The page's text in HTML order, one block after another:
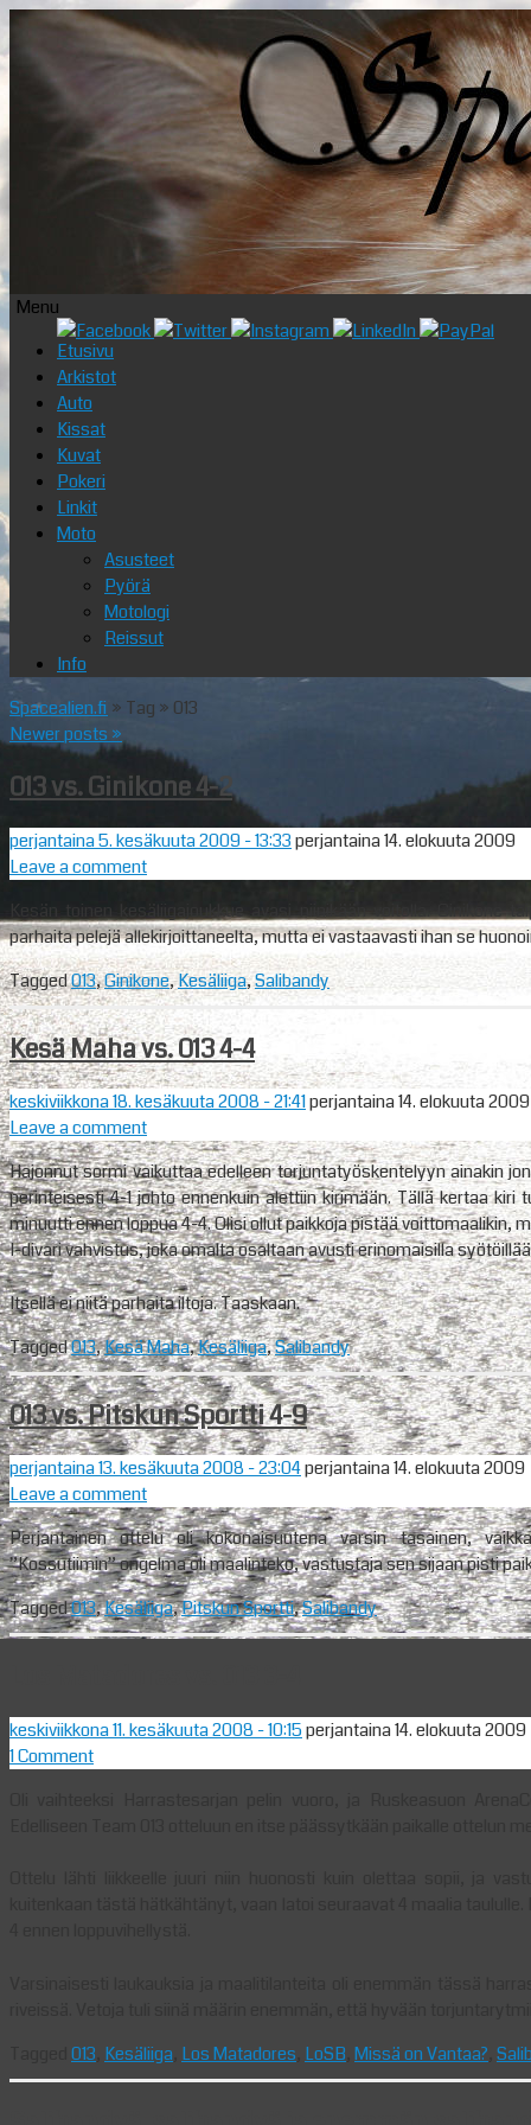
Menu
Skip
content
Etusivu
Arkistot
Auto
Kissat
Kuvat
Pokeri
Linkit
Moto
Asusteet
Pyörä
Motologi
Reissut
Info
Spacealien.fi » Tag » 013
Newer posts »
013 vs. Ginikone 4-2
perjantaina 5. kesäkuuta 2009- 13:33perjantaina 14. elokuuta 2009
Leave a comment
Kesän toinen kesäliigajoukkue avasi niinikään voitolla. Ginikone
parhaita pelejä allekirjoittaneelta, mutta ei vastaavasti ihan se
Tagged013,Ginikone,Kesäliiga,Salibandy
Kesä Maha vs. 013 4-4
keskiviikkona 18. kesäkuuta 2008 - 21:41perjantaina 14. elokuuta 2009
Leave a comment
Hajonnut sormi vaikuttaa edelleen torjuntatyöskentelyyn ainakin
perinteisesti 4-1 johto ennenkuin alettiin kirimään. Tällä kertaa
minuutti ennen loppua 4-4. Olisi ollut paikkoja pistää voittomaalikin,
I-divari vahvistus, joka omalta osaltaan avusti erinomaisilla
Itsellä ei niitä parhaita iltoja. Taaskaan.
Tagged013,Kesä Maha,Kesäliiga,Salibandy
013 vs. Pitskun Sportti 4-9
perjantaina 13. kesäkuuta 2008 - 23:04perjantaina 14. elokuuta 2009
Leave a comment
Perjantainen ottelu oli kokonaisuutena varsin tasainen,
”Kossutiimin” ongelma oli maalinteko, vastustaja sen sijaan pisti
Tagged013,Kesäliiga,Pitskun Sportti,Salibandy
keskiviikkona 11. kesäkuuta 2008 - 10:15perjantaina 14. elokuuta 2009
1 Comment
013 Kesäliiga Los Matadores LoSB Missä on Vantaa?